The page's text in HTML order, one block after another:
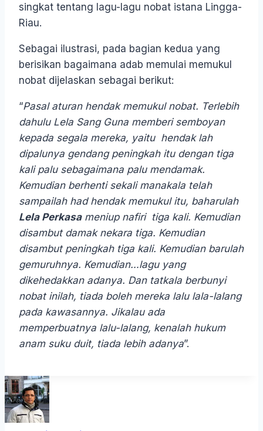
singkat tentang lagu-lagu nobat istana Lingga-
Riau.
Sebagai ilustrasi, pada bagian kedua yang
berisikan bagaimana adab memulai memukul
nobat dijelaskan sebagai berikut:
“Pasal aturan hendak memukul nobat. Terlebih
dahulu Lela Sang Guna memberi semboyan
kepada segala mereka, yaitu hendak lah
dipalunya gendang peningkah itu dengan tiga
kali palu sebagaimana palu mendamak.
Kemudian berhenti sekali manakala telah
sampailah had hendak memukul itu, baharulah
Lela Perkasameniup nafiri tiga kali. Kemudian
disambut damak nekara tiga. Kemudian
disambut peningkah tiga kali. Kemudian barulah
gemuruhnya. Kemudian…lagu yang
dikehedakkan adanya. Dan tatkala berbunyi
nobat inilah, tiada boleh mereka lalu lala-lalang
pada kawasannya. Jikalau ada
memperbuatnya lalu-lalang, kenalah hukum
anam suku duit, tiada lebih adanya”.